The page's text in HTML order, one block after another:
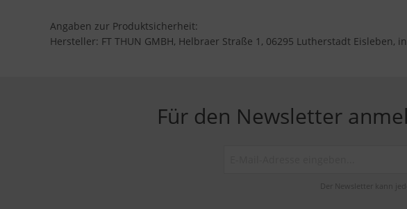
Angaben zur Produktsicherheit:
Hersteller: FT THUN GMBH, Helbraer Straße 1, 06295 Lutherstadt Eisleben,
Für den Newsletter
Der Newsletter kann